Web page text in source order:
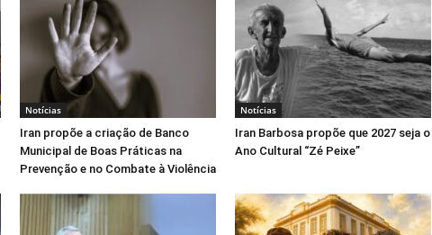
Notícias
Iran propõe a criação de Banco
Municipal de Boas Práticas na
Prevenção e no Combate à Violência
Notícias
Iran Barbosa propõe que 2027 seja o
Ano Cultural “Zé Peixe”